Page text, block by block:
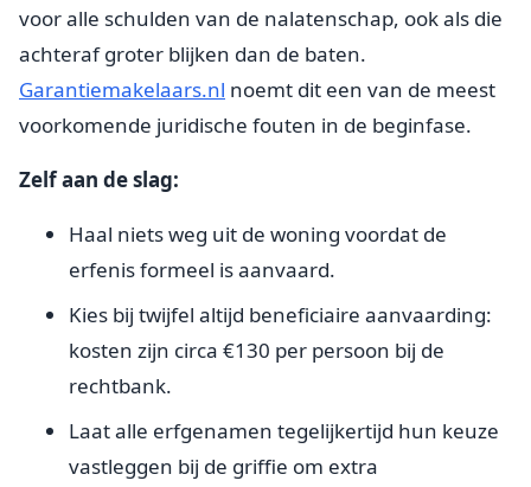
voor alle schulden van de nalatenschap, ook als die
achteraf groter blijken dan de baten.
Garantiemakelaars.nl noemt dit een van de meest
voorkomende juridische fouten in de beginfase.
Zelf aan de slag:
Haal niets weg uit de woning voordat de
erfenis formeel is aanvaard.
Kies bij twijfel altijd beneficiaire aanvaarding:
kosten zijn circa €130 per persoon bij de
rechtbank.
Laat alle erfgenamen tegelijkertijd hun keuze
vastleggen bij de griffie om extra